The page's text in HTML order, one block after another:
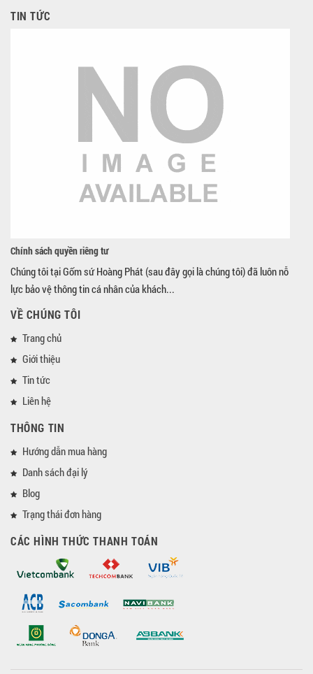
TIN TỨC
Chính sách quyền riêng tư
Chúng tôi tại Gốm sứ Hoàng Phát (sau đây gọi là chúng tôi) đã luôn nỗ
lực bảo vệ thông tin cá nhân của khách...
VỀ CHÚNG TÔI
Trang chủ
Giới thiệu
Tin tức
Liên hệ
THÔNG TIN
Hướng dẫn mua hàng
Danh sách đại lý
Blog
Trạng thái đơn hàng
CÁC HÌNH THỨC THANH TOÁN